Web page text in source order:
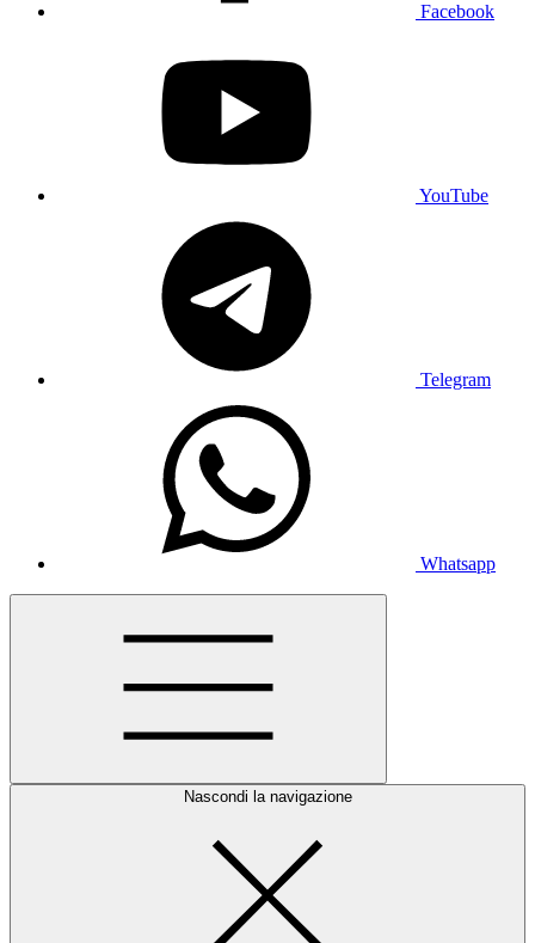
Facebook
YouTube
Telegram
Whatsapp
Nascondi la navigazione